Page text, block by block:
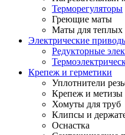
Терморегуляторы
Греющие маты
Маты для теплых
Электрические
Редукторные
Крепеж и герметики
Уплотнители
Крепеж и метизы
Хомуты для труб
Клипсы и
Оснастка